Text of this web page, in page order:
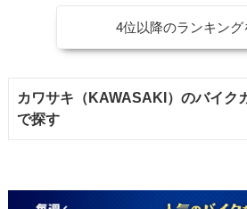
4位以降のランキング
カワサキ（KAWASAKI）のバイク
で探す